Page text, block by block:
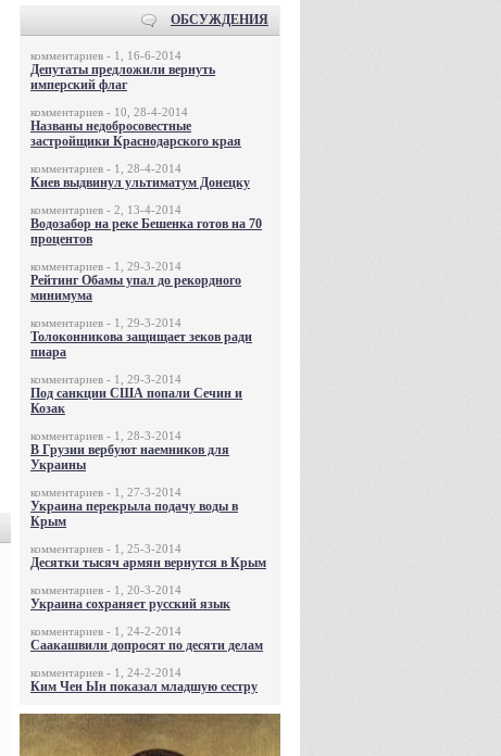
ОБСУЖДЕНИЯ
комментариев - 1, 16-6-2014
Депутаты предложили вернуть
имперский флаг
комментариев - 10, 28-4-2014
Названы недобросовестные
застройщики Краснодарского края
комментариев - 1, 28-4-2014
Киев выдвинул ультиматум Донецку
комментариев - 2, 13-4-2014
Водозабор на реке Бешенка готов на 70
процентов
комментариев - 1, 29-3-2014
Рейтинг Обамы упал до рекордного
минимума
комментариев - 1, 29-3-2014
Толоконникова защищает зеков ради
пиара
комментариев - 1, 29-3-2014
Под санкции США попали Сечин и
Козак
комментариев - 1, 28-3-2014
В Грузии вербуют наемников для
Украины
комментариев - 1, 27-3-2014
Украина перекрыла подачу воды в
Крым
комментариев - 1, 25-3-2014
Десятки тысяч армян вернутся в Крым
комментариев - 1, 20-3-2014
Украина сохраняет русский язык
комментариев - 1, 24-2-2014
Саакашвили допросят по десяти делам
комментариев - 1, 24-2-2014
Ким Чен Ын показал младшую сестру